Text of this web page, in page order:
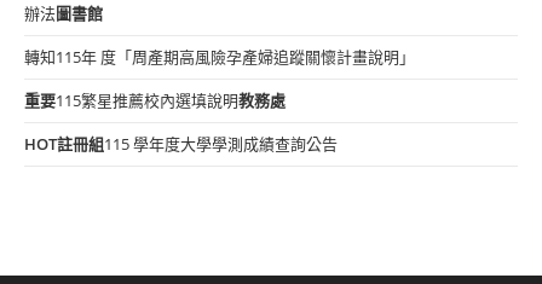
辦法圖書館
轉知115年 度「周產期高風險孕產婦追蹤關懷計畫說明」
重要115繁星推薦校內選填說明教務處
HOT註冊組115 學年度大學學測成績查詢公告